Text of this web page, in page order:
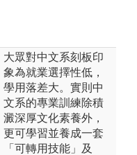
大眾對中文系刻板印
象為就業選擇性低，
學用落差大。實則中
文系的專業訓練除積
澱深厚文化素養外，
更可學習並養成一套
「可轉用技能」及